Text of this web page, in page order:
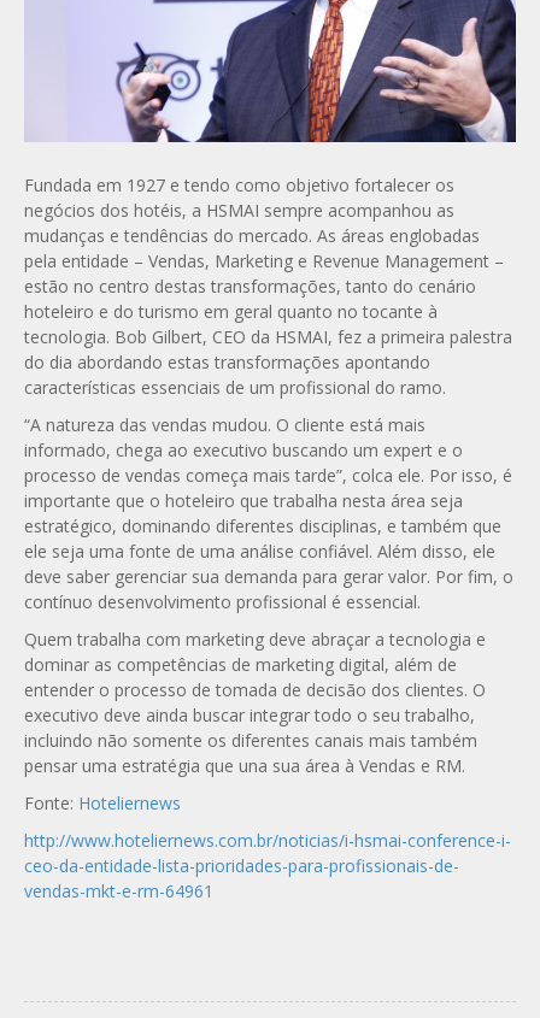
Fundada em 1927 e tendo como objetivo fortalecer os
negócios dos hotéis, a HSMAI sempre acompanhou as
mudanças e tendências do mercado. As áreas englobadas
pela entidade – Vendas, Marketing e Revenue Management –
estão no centro destas transformações, tanto do cenário
hoteleiro e do turismo em geral quanto no tocante à
tecnologia. Bob Gilbert, CEO da HSMAI, fez a primeira palestra
do dia abordando estas transformações apontando
características essenciais de um profissional do ramo.
“A natureza das vendas mudou. O cliente está mais
informado, chega ao executivo buscando um expert e o
processo de vendas começa mais tarde”, colca ele. Por isso, é
importante que o hoteleiro que trabalha nesta área seja
estratégico, dominando diferentes disciplinas, e também que
ele seja uma fonte de uma análise confiável. Além disso, ele
deve saber gerenciar sua demanda para gerar valor. Por fim, o
contínuo desenvolvimento profissional é essencial.
Quem trabalha com marketing deve abraçar a tecnologia e
dominar as competências de marketing digital, além de
entender o processo de tomada de decisão dos clientes. O
executivo deve ainda buscar integrar todo o seu trabalho,
incluindo não somente os diferentes canais mais também
pensar uma estratégia que una sua área à Vendas e RM.
Fonte: Hoteliernews
http://www.hoteliernews.com.br/noticias/i-hsmai-conference-i-
ceo-da-entidade-lista-prioridades-para-profissionais-de-
vendas-mkt-e-rm-64961